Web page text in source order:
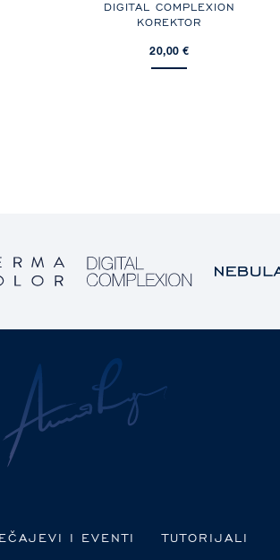
DIGITAL COMPLEXION
KOREKTOR
20,00 €
I EVENTI TUTORIJALI